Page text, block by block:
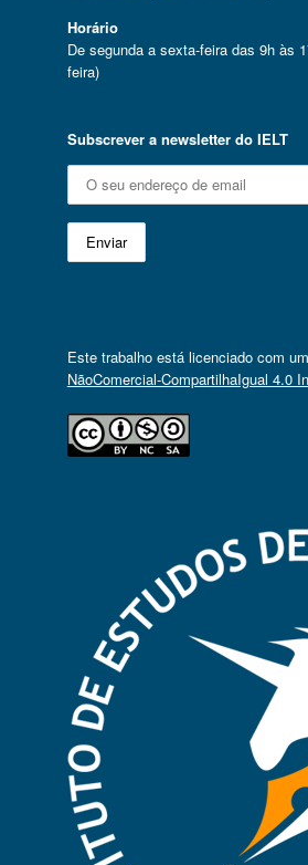
Horário
De segunda a sexta-feira das 9h às
feira)
Subscrever a newsletter do IELT
Este trabalho está licenciado com
NãoComercial-CompartilhaIgual 4.0